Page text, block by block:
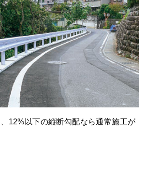
12%以下の縦断勾配なら通常施工が